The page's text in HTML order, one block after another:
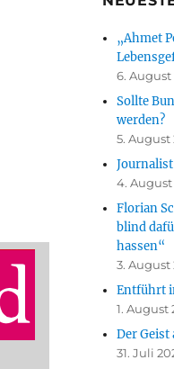
„Ahmet
6. August
Sollte
werden?
5. August
4. August
Florian
blind
hassen“
3. August
Entführt
1. August
Der Geist
31. Juli